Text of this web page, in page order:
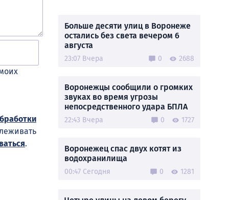
.
Больше десяти улиц в Воронеже
остались без света вечером 6
августа
23:07 Вчера 0 2688
Воронежцы сообщили о громких
звуках во время угрозы
непосредственного удара БПЛА
22:43 Вчера 0 1727
Воронежец спас двух котят из
водохранилища
00:47 Сегодня 0 1281